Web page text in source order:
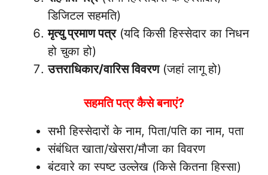
डिजिटल सहमति)
मृत्यु प्रमाण पत्र(यदि किसी हिस्सेदार का निधन
हो चुका हो)
उत्तराधिकार/वारिस विवरण(जहां लागू हो)
सहमति पत्र कैसे बनाएं?
सभी हिस्सेदारों के नाम, पिता/पति का नाम, पता
संबंधित खाता/खेसरा/मौजा का विवरण
बंटवारे का स्पष्ट उल्लेख (किसे कितना हिस्सा)